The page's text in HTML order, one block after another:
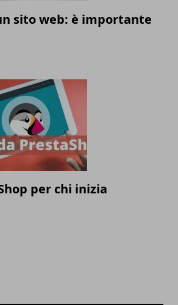
sito web: è importante
per chi inizia